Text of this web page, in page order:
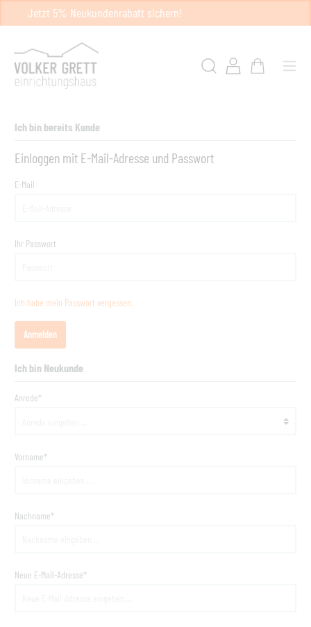
Jetzt 5% Neukundenrabatt sichern!
Ich bin bereits Kunde
Einloggen mit E-Mail-Adresse und Passwort
E-Mail
Ihr Passwort
Ich habe mein Passwort vergessen.
Anmelden
Ich bin Neukunde
Anrede*
Vorname*
Nachname*
Neue E-Mail-Adresse*